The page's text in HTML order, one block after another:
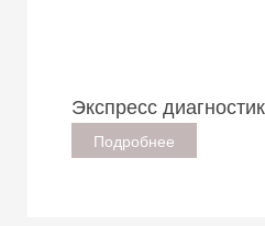
Экспресс
Подробнее